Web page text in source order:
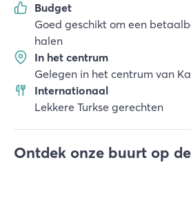
Budget
Goed geschikt om een
halen
In het centrum
Gelegen in het centrum van
Internationaal
Lekkere Turkse gerechten
Ontdek onze buurt op